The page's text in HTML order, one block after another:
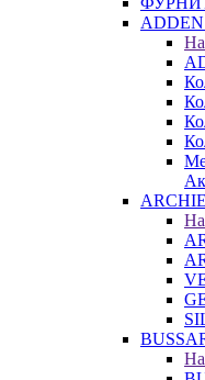
ARCHIE